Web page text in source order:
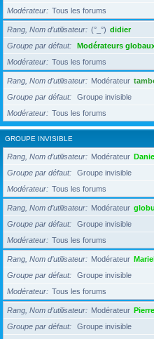
Modérateur
Tous les forums
Rang, Nom d’utilisateur (°_°) didier
Groupe par défaut
Modérateurs
Modérateur
Tous les forums
Rang, Nom d’utilisateur Modérateur
Groupe par défaut
Groupe invisible
Modérateur
Tous les forums
GROUPE INVISIBLE
Rang, Nom d’utilisateur Modérateur
Groupe par défaut
Groupe invisible
Modérateur
Tous les forums
Rang, Nom d’utilisateur Modérateur
Groupe par défaut
Groupe invisible
Modérateur
Tous les forums
Rang, Nom d’utilisateur Modérateur
Groupe par défaut
Groupe invisible
Modérateur
Tous les forums
Rang, Nom d’utilisateur Modérateur
Groupe par défaut
Groupe invisible